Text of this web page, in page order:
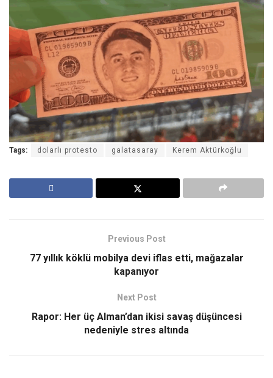
Tags: dolarlı protesto galatasaray Kerem Aktürkoğlu
Previous Post
77 yıllık köklü mobilya devi iflas etti, mağazalar
kapanıyor
Next Post
Rapor: Her üç Alman’dan ikisi savaş düşüncesi
nedeniyle stres altında